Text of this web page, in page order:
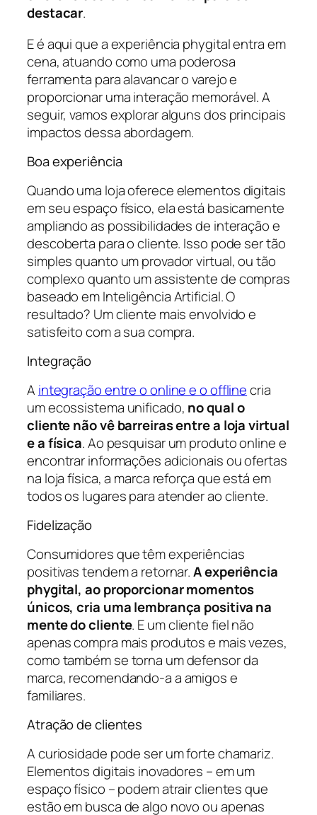
destacar.
E é aqui que a experiência phygital entra em
cena, atuando como uma poderosa
ferramenta para alavancar o varejo e
proporcionar uma interação memorável. A
seguir, vamos explorar alguns dos principais
impactos dessa abordagem.
Boa experiência
Quando uma loja oferece elementos digitais
em seu espaço físico, ela está basicamente
ampliando as possibilidades de interação e
descoberta para o cliente. Isso pode ser tão
simples quanto um provador virtual, ou tão
complexo quanto um assistente de compras
baseado em Inteligência Artificial. O
resultado? Um cliente mais envolvido e
satisfeito com a sua compra.
Integração
A integração entre o online e o offlinecria
um ecossistema unificado, no qual o
cliente não vê barreiras entre a loja virtual
e a física. Ao pesquisar um produto online e
encontrar informações adicionais ou ofertas
na loja física, a marca reforça que está em
todos os lugares para atender ao cliente.
Fidelização
Consumidores que têm experiências
positivas tendem a retornar.A experiência
phygital, ao proporcionar momentos
únicos, cria uma lembrança positiva na
mente do cliente. E um cliente fiel não
apenas compra mais produtos e mais vezes,
como também se torna um defensor da
marca, recomendando-a a amigos e
familiares.
Atração de clientes
A curiosidade pode ser um forte chamariz.
Elementos digitais inovadores – em um
espaço físico – podem atrair clientes que
estão em busca de algo novo ou apenas